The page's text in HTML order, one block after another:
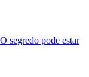
segredo pode estar